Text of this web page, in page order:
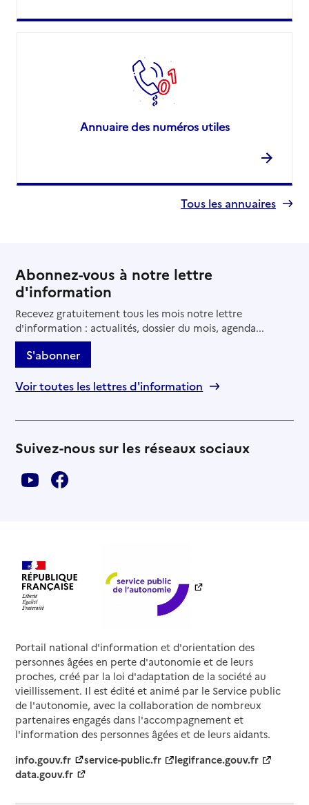
Annuaire des numéros utiles
Tous les annuaires
Abonnez-vous à notre lettre
d'information
Recevez gratuitement tous les mois notre lettre
d'information : actualités, dossier du mois, agenda...
S'abonner
Voir toutes les lettres d'information
Suivez-nous sur les réseaux sociaux
Portail national d'information et d'orientation des
personnes âgées en perte d'autonomie et de leurs
proches, créé par la loi d'adaptation de la société au
vieillissement. Il est édité et animé par le Service public
de l'autonomie, avec la collaboration de nombreux
partenaires engagés dans l'accompagnement et
l'information des personnes âgées et de leurs aidants.
info.gouv.fr
service-public.fr
legifrance.gouv.fr
data.gouv.fr